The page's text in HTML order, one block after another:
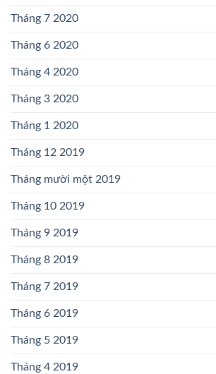
Tháng 7 2020
Tháng 6 2020
Tháng 4 2020
Tháng 3 2020
Tháng 1 2020
Tháng 12 2019
Tháng mười một 2019
Tháng 10 2019
Tháng 9 2019
Tháng 8 2019
Tháng 7 2019
Tháng 6 2019
Tháng 5 2019
Tháng 4 2019